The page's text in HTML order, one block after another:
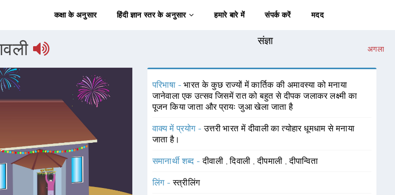
कक्षा के अनुसार हिंदी ज्ञान स्तर के अनुसार हमारे बारे में संपर्क करें मदद
संज्ञा
अगला
परिभाषा -भारत के कुछ राज्यों में कार्तिक की अमावस्या को मनाया
जानेवाला एक उत्सव जिसमें रात को बहुत से दीपक जलाकर लक्ष्मी का
पूजन किया जाता और प्रायः जुआ खेला जाता है
वाक्य में प्रयोग -उत्तरी भारत में दीवाली का त्योहार धूमधाम से मनाया
जाता है।
समानार्थी शब्द -दीवाली ,दिवाली ,दीपमाली ,दीपान्विता
लिंग -स्त्रीलिंग